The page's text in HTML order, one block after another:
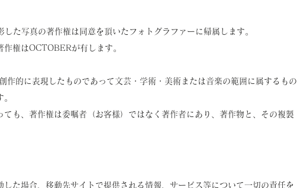
た写真の著作権は同意を頂いたフォトグラファーに帰属します。
権はOCTOBERが有します。
的に表現したものであって文芸・学術・美術または音楽の範囲に属するもの
も、著作権は委嘱者（お客様）ではなく著作者にあり、著作物と、その複製
た場合、移動先サイトで提供される情報、サービス等について一切の責任を